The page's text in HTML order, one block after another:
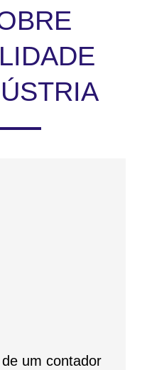
um contador